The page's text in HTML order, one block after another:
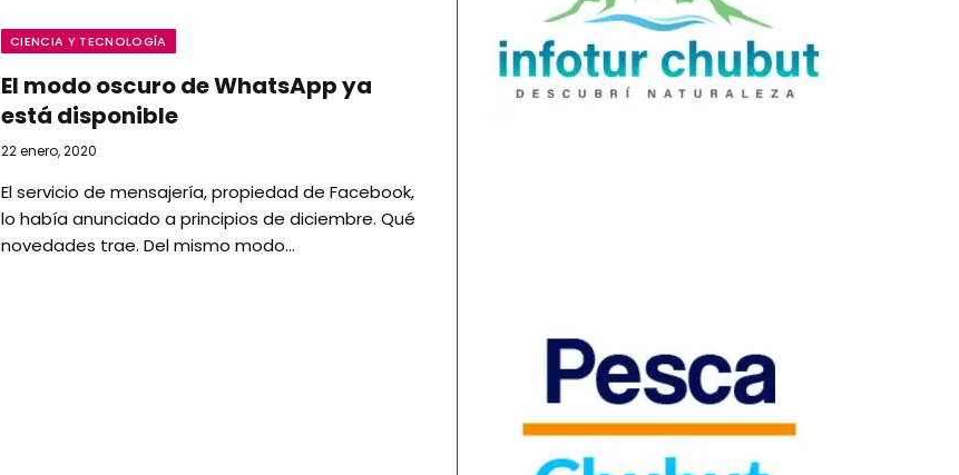
CIENCIA Y TECNOLOGÍA
El modo oscuro de WhatsApp ya
está disponible
22 enero, 2020
El servicio de mensajería, propiedad de Facebook,
lo había anunciado a principios de diciembre. Qué
novedades trae. Del mismo modo…